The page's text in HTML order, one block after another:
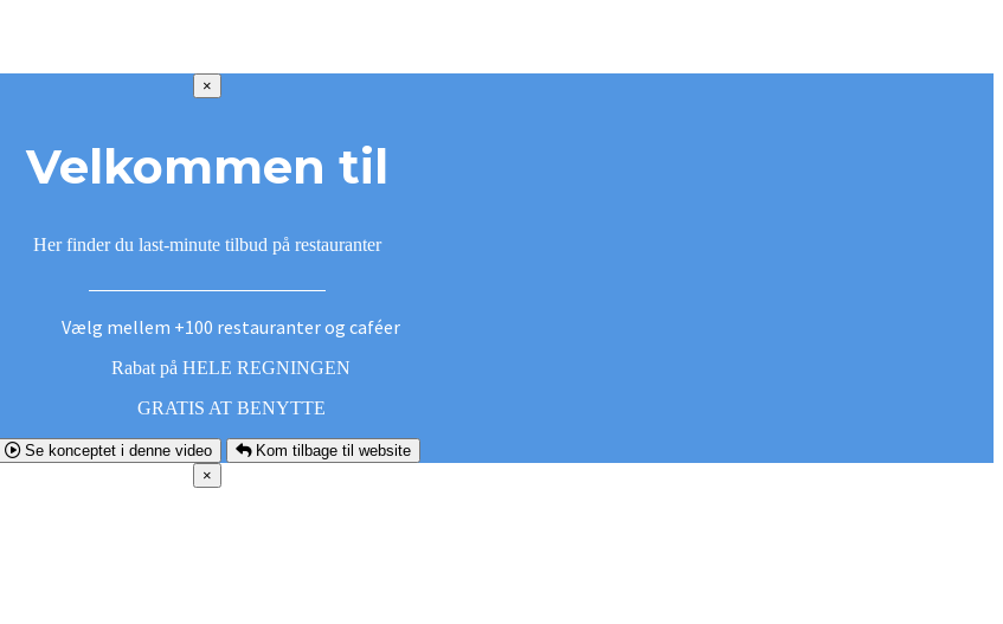
×
Velkommen til
Her finder du last-minute tilbud på restauranter
Vælg mellem +100 restauranter og caféer
Rabat på HELE REGNINGEN
GRATIS AT BENYTTE
Se konceptet i denne video
Kom tilbage til website
×